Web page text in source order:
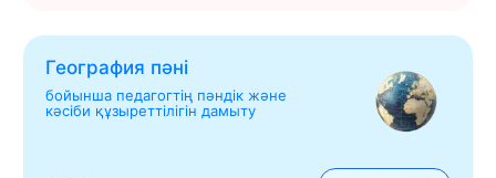
География пәні
бойынша педагогтің пәндік және
кәсіби құзыреттілігін дамыту